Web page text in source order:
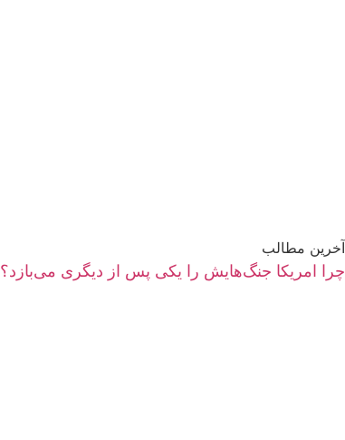
آخرین مطالب
چرا امریکا جنگ‌هایش را یکی پس از دیگری می‌بازد؟